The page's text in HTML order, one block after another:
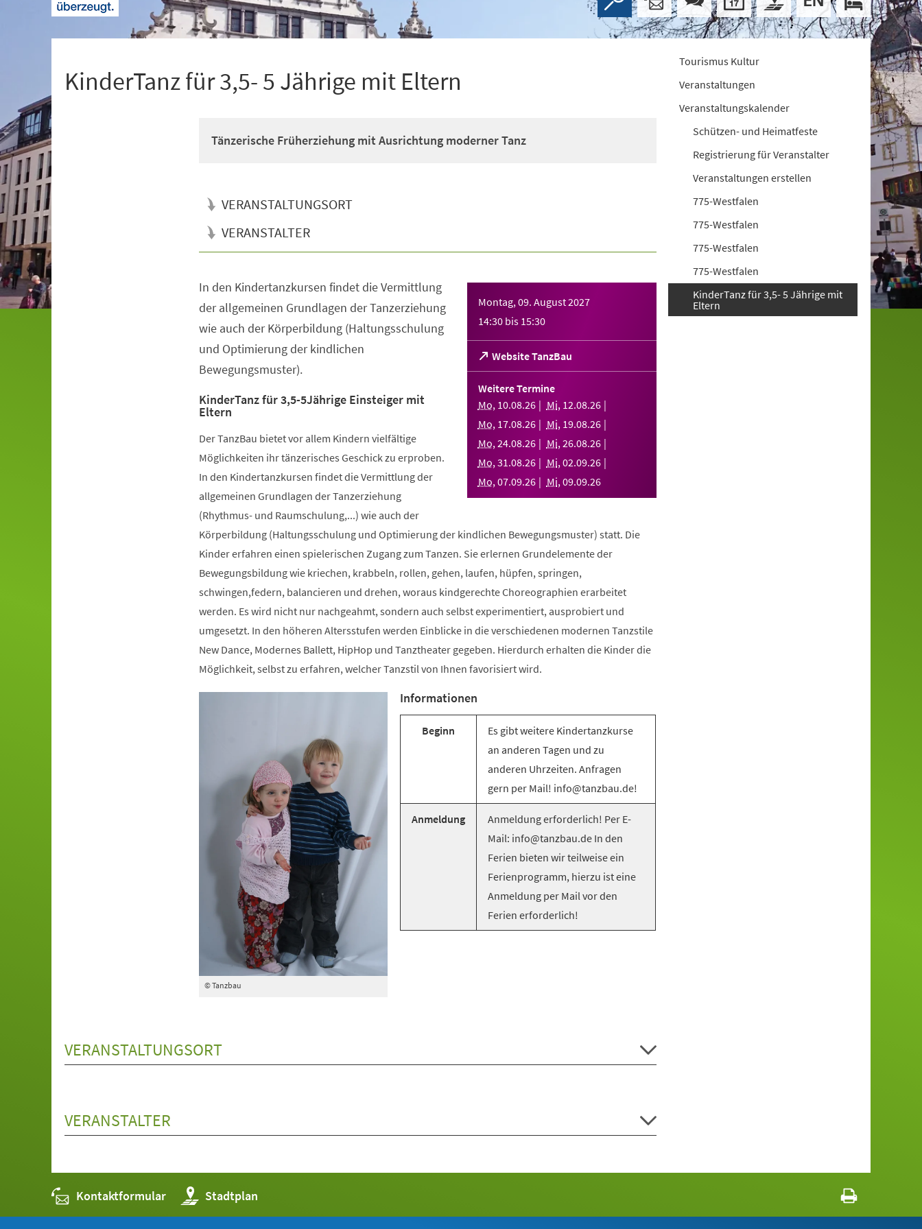
KinderTanz für 3,5- 5 Jährige mit Eltern
Tänzerische Früherziehung mit Ausrichtung moderner Tanz
VERANSTALTUNGSORT
VERANSTALTER
Montag, 09. August 2027
14:30 bis 15:30
Website TanzBau
(Öffnet
in
einem
Tab)
Weitere Termine
Mo, 10.08.26 Mi, 12.08.26
Mo, 17.08.26 Mi, 19.08.26
Mo,24.08.26 Mi,26.08.26
Mo,31.08.26 Mi,02.09.26
Mo,07.09.26 Mi,09.09.26
In den Kindertanzkursen findet die Vermittlung
der allgemeinen Grundlagen der Tanzerziehung
wie auch der Körperbildung (Haltungsschulung
und Optimierung der kindlichen
Bewegungsmuster).
KinderTanz für 3,5-5Jährige Einsteiger mit
Eltern
Der TanzBau bietet vor allem Kindern vielfältige
Möglichkeiten ihr tänzerisches Geschick zu erproben.
In den Kindertanzkursen findet die Vermittlung der
allgemeinen Grundlagen der Tanzerziehung
(Rhythmus- und Raumschulung,...) wie auch der
Körperbildung (Haltungsschulung und Optimierung der kindlichen Bewegungsmuster) statt. Die
Kinder erfahren einen spielerischen Zugang zum Tanzen. Sie erlernen Grundelemente der
Bewegungsbildung wie kriechen, krabbeln, rollen, gehen, laufen, hüpfen, springen,
schwingen,federn, balancieren und drehen, woraus kindgerechte Choreographien erarbeitet
werden. Es wird nicht nur nachgeahmt, sondern auch selbst experimentiert, ausprobiert und
umgesetzt. In den höheren Altersstufen werden Einblicke in die verschiedenen modernen Tanzstile
New Dance, Modernes Ballett, HipHop und Tanztheater gegeben. Hierdurch erhalten die Kinder die
Möglichkeit, selbst zu erfahren, welcher Tanzstil von Ihnen favorisiert wird.
© Tanzbau
Informationen
Beginn
Es gibt weitere Kindertanzkurse
an anderen Tagen und zu
anderen Uhrzeiten. Anfragen
gern per Mail! info@tanzbau.de!
Anmeldung
Anmeldung erforderlich! Per E-
Mail: info@tanzbau.de In den
Ferien bieten wir teilweise ein
Ferienprogramm, hierzu ist eine
Anmeldung per Mail vor den
Ferien erforderlich!
VERANSTALTUNGSORT
VERANSTALTER
Tourismus Kultur
Veranstaltungen
Veranstaltungskalender
Schützen- und Heimatfeste
Registrierung für Veranstalter
Veranstaltungen erstellen
775-Westfalen
775-Westfalen
775-Westfalen
775-Westfalen
KinderTanz für 3,5- 5 Jährige mit
Eltern
Kontaktformular Stadtplan
(Öffnet
in
einem